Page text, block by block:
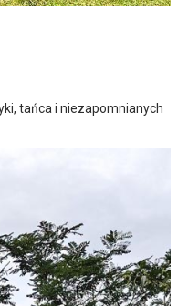
tańca i niezapomnianych